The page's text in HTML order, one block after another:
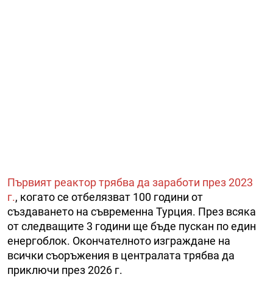
Първият реактор трябва да заработи през 2023
г., когато се отбелязват 100 години от
създаването на съвременна Турция. През всяка
от следващите 3 години ще бъде пускан по един
енергоблок. Окончателното изграждане на
всички съоръжения в централата трябва да
приключи през 2026 г.